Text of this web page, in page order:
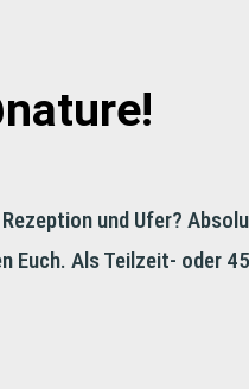
und Ufer?
Euch. Als Teilzeit- oder